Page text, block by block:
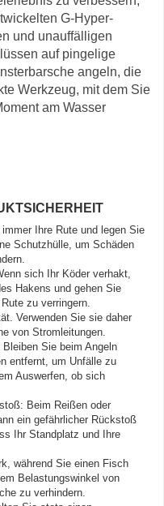
G-Hyper-
und unauffälligen
auf pingelige
angeln, die
Werkzeug, mit dem Sie
am Wasser
Ihre Rute und legen Sie
Schutzhülle, um Schäden
sich Ihr Köder verhakt,
Hakens und gehen Sie
zu verringern.
Verwenden Sie sie daher
von Stromleitungen.
Sie beim Angeln
entfernt, um Unfälle zu
Auswerfen, ob sich
Beim Reißen oder
ein gefährlicher Rückstoß
Ihr Standplatz und Ihre
während Sie einen Fisch
Belastungswinkel von
zu verhindern.